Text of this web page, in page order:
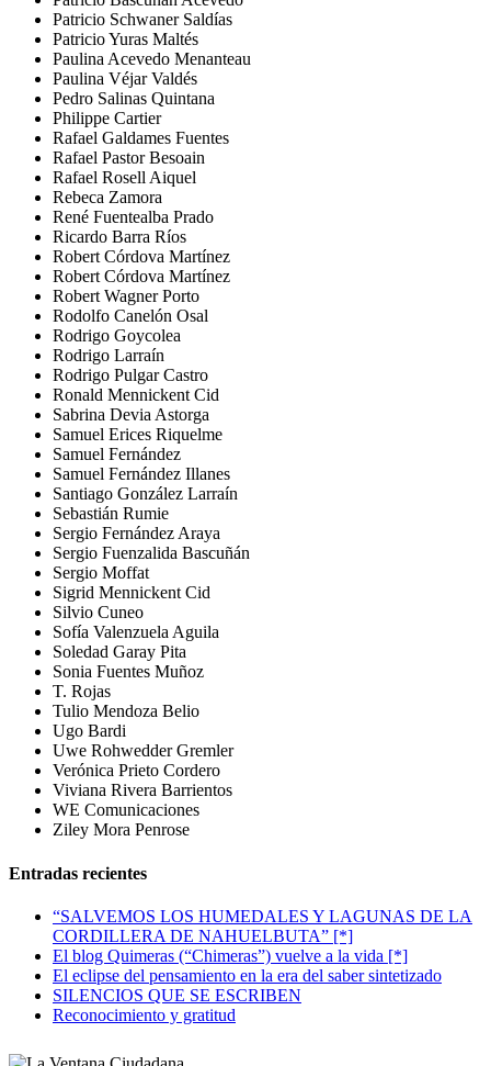
Patricio Schwaner Saldías
Patricio Yuras Maltés
Paulina Acevedo Menanteau
Paulina Véjar Valdés
Pedro Salinas Quintana
Philippe Cartier
Rafael Galdames Fuentes
Rafael Pastor Besoain
Rafael Rosell Aiquel
Rebeca Zamora
René Fuentealba Prado
Ricardo Barra Ríos
Robert Córdova Martínez
Robert Córdova Martínez
Robert Wagner Porto
Rodolfo Canelón Osal
Rodrigo Goycolea
Rodrigo Larraín
Rodrigo Pulgar Castro
Ronald Mennickent Cid
Sabrina Devia Astorga
Samuel Erices Riquelme
Samuel Fernández
Samuel Fernández Illanes
Santiago González Larraín
Sebastián Rumie
Sergio Fernández Araya
Sergio Fuenzalida Bascuñán
Sergio Moffat
Sigrid Mennickent Cid
Silvio Cuneo
Sofía Valenzuela Aguila
Soledad Garay Pita
Sonia Fuentes Muñoz
T. Rojas
Tulio Mendoza Belio
Ugo Bardi
Uwe Rohwedder Gremler
Verónica Prieto Cordero
Viviana Rivera Barrientos
WE Comunicaciones
Ziley Mora Penrose
Entradas recientes
“SALVEMOS LOS HUMEDALES Y LAGUNAS DE LA
CORDILLERA DE NAHUELBUTA” [*]
El blog Quimeras (“Chimeras”) vuelve a la vida [*]
El eclipse del pensamiento en la era del saber sintetizado
SILENCIOS QUE SE ESCRIBEN
Reconocimiento y gratitud